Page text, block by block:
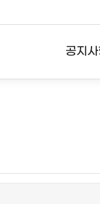
공지